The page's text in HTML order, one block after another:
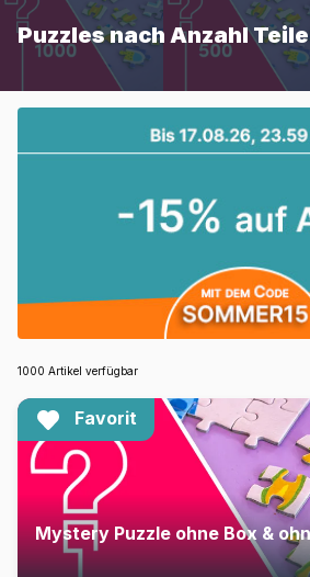
Puzzles nach Anzahl Teile
1000 Artikel verfügbar
Favorit